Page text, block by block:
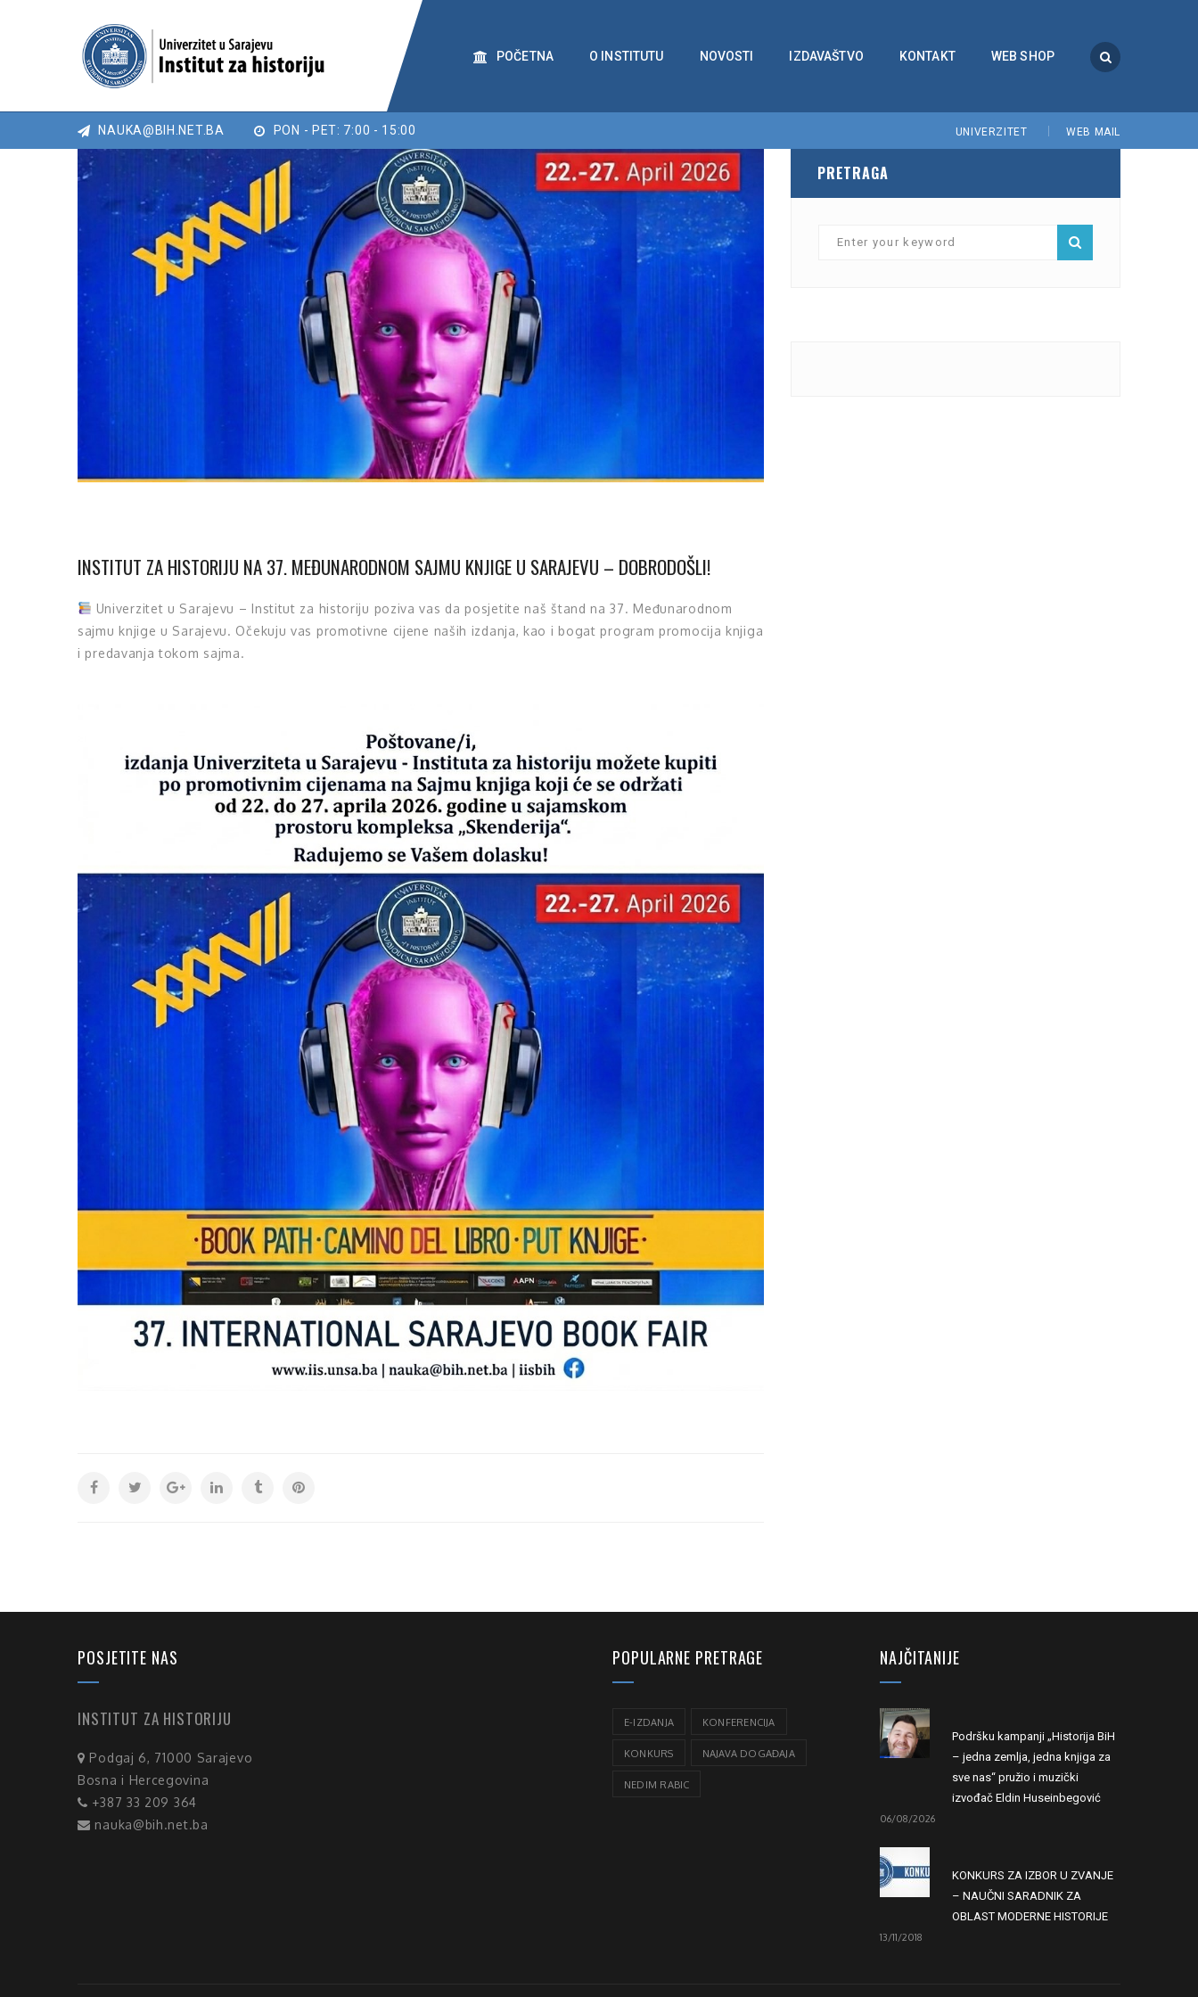
POČETNA O INSTITUTU NOVOSTI IZDAVAŠTVO KONTAKT WEB SHOP
NAUKA@BIH.NET.BA PON - PET: 7:00 - 15:00 UNIVERZITET WEB MAIL
INSTITUT ZA HISTORIJU NA 37. MEĐUNARODNOM SAJMU KNJIGE U SARAJEVU – DOBRODOŠLI!
Univerzitet u Sarajevu – Institut za historiju poziva vas da posjetite naš štand na 37. Međunarodnom
sajmu knjige u Sarajevu. Očekuju vas promotivne cijene naših izdanja, kao i bogat program promocija knjiga
i predavanja tokom sajma.
PRETRAGA
POSJETITE NAS
INSTITUT ZA HISTORIJU
Podgaj 6, 71000 Sarajevo
Bosna i Hercegovina
+387 33 209 364
nauka@bih.net.ba
POPULARNE PRETRAGE
E-IZDANJA KONFERENCIJA
KONKURS NAJAVA DOGAĐAJA
NEDIM RABIC
NAJČITANIJE
Podršku kampanji „Historija BiH
– jedna zemlja, jedna knjiga za
sve nas“ pružio i muzički
izvođač Eldin Huseinbegović
06/08/2026
KONKURS ZA IZBOR U ZVANJE
– NAUČNI SARADNIK ZA
OBLAST MODERNE HISTORIJE
13/11/2018